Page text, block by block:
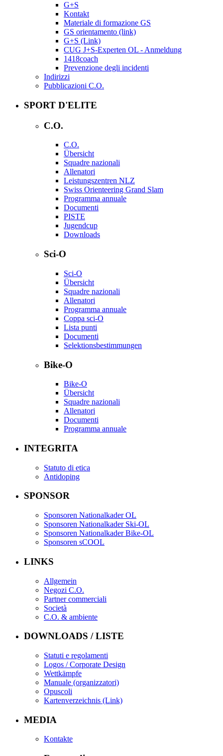
G+S
Kontakt
Materiale di formazione GS
GS orientamento (link)
G+S (Link)
CUG J+S-Experten OL - Anmeldung
1418coach
Prevenzione degli incidenti
Indirizzi
Pubblicazioni C.O.
SPORT D'ELITE
C.O.
C.O.
Übersicht
Squadre nazionali
Allenatori
Leistungszentren NLZ
Swiss Orienteering Grand Slam
Programma annuale
Documenti
PISTE
Jugendcup
Downloads
Sci-O
Sci-O
Übersicht
Squadre nazionali
Allenatori
Programma annuale
Coppa sci-O
Lista punti
Documenti
Selektionsbestimmungen
Bike-O
Bike-O
Übersicht
Squadre nazionali
Allenatori
Documenti
Programma annuale
INTEGRITA
Statuto di etica
Antidoping
SPONSOR
Sponsoren Nationalkader OL
Sponsoren Nationalkader Ski-OL
Sponsoren Nationalkader Bike-OL
Sponsoren sCOOL
LINKS
Allgemein
Negozi C.O.
Partner commerciali
Società
C.O. & ambiente
DOWNLOADS / LISTE
Statuti e regolamenti
Logos / Corporate Design
Wettkämpfe
Manuale (organizzatori)
Opuscoli
Kartenverzeichnis (Link)
MEDIA
Kontakte